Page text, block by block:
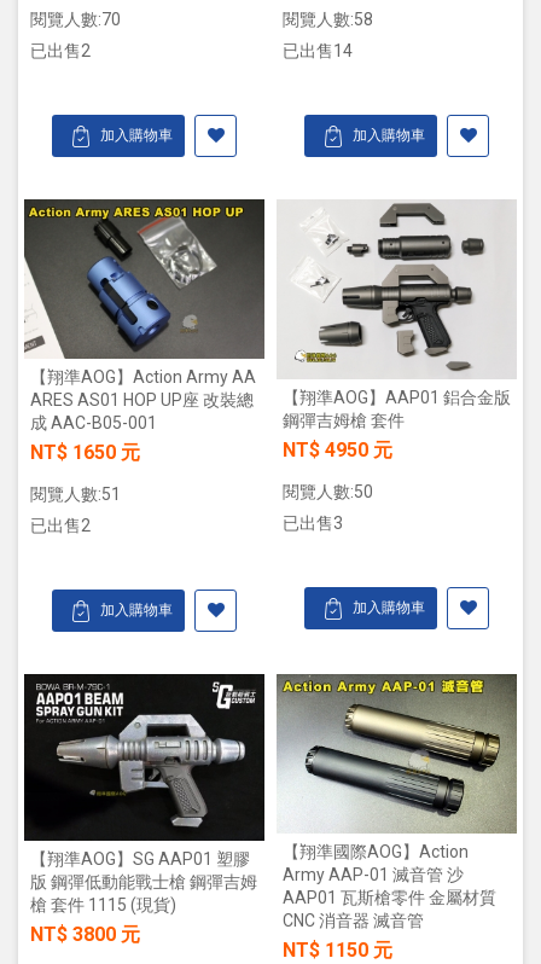
閱覽人數:70
已出售2
加入購物車
閱覽人數:58
已出售14
加入購物車
【翔準AOG】Action Army AA
ARES AS01 HOP UP座 改裝總
成 AAC-B05-001
NT$ 1650 元
閱覽人數:51
已出售2
加入購物車
【翔準AOG】AAP01 鋁合金版
鋼彈吉姆槍 套件
NT$ 4950 元
閱覽人數:50
已出售3
加入購物車
【翔準AOG】SG AAP01 塑膠
版 鋼彈低動能戰士槍 鋼彈吉姆
槍 套件 1115 (現貨)
NT$ 3800 元
【翔準國際AOG】Action
Army AAP-01 滅音管 沙
AAP01 瓦斯槍零件 金屬材質
CNC 消音器 滅音管
NT$ 1150 元